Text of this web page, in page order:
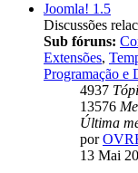
Joomla! 1.5
Discussões
Sub fóruns:
Extensões,
Programação e
4937
13576
Última
por
13 Mai